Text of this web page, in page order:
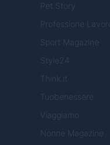
Pet Story
Professione Lavoro
Sport Magazine
Style24
Think.it
Tuobenessere
Viaggiamo
Nonne Magazine